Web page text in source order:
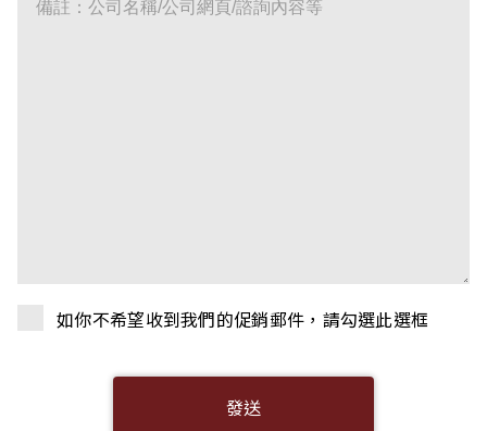
如你不希望收到我們的促銷郵件，請勾選此選框